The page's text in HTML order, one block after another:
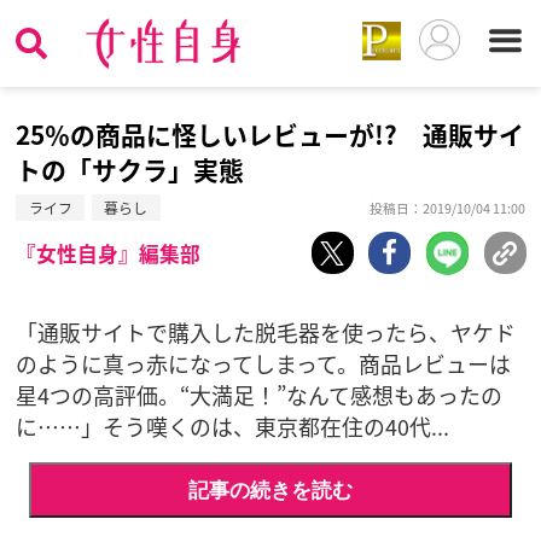
25％の商品に怪しいレビューが!? 通販サイ
トの「サクラ」実態
ライフ 暮らし 投稿日：2019/10/04 11:00
『女性自身』編集部
「通販サイトで購入した脱毛器を使ったら、ヤケド
のように真っ赤になってしまって。商品レビューは
星4つの高評価。“大満足！”なんて感想もあったの
に……」そう嘆くのは、東京都在住の40代...
記事の続きを読む